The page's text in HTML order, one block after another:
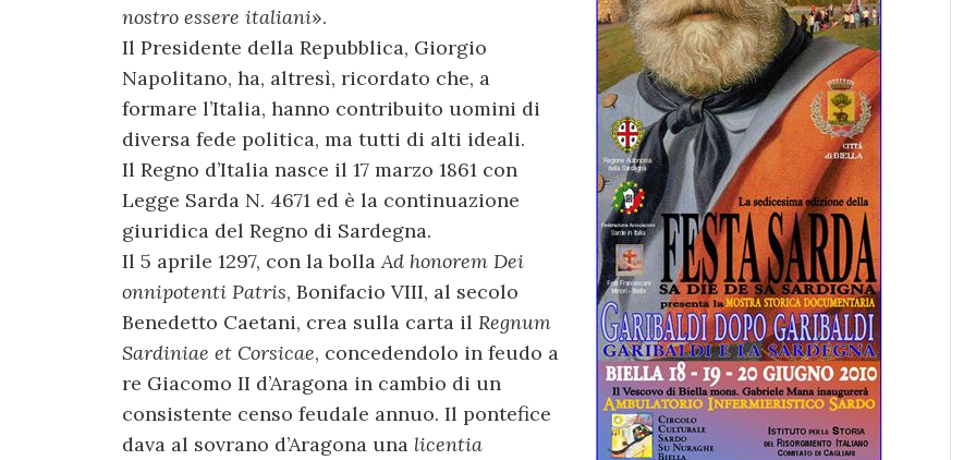
nostro essere italiani».
Il Presidente della Repubblica, Giorgio
Napolitano, ha, altresì, ricordato che, a
formare l’Italia, hanno contribuito uomini di
diversa fede politica, ma tutti di alti ideali.
Il Regno d’Italia nasce il 17 marzo 1861 con
Legge Sarda N. 4671 ed è la continuazione
giuridica del Regno di Sardegna.
Il 5 aprile 1297, con la bollaAd honorem Dei
onnipotenti Patris, Bonifacio VIII, al secolo
Benedetto Caetani, crea sulla carta il Regnum
Sardiniae et Corsicae, concedendolo in feudo a
re Giacomo II d’Aragona in cambio di un
consistente censo feudale annuo. Il pontefice
dava al sovrano d’Aragona una licentia